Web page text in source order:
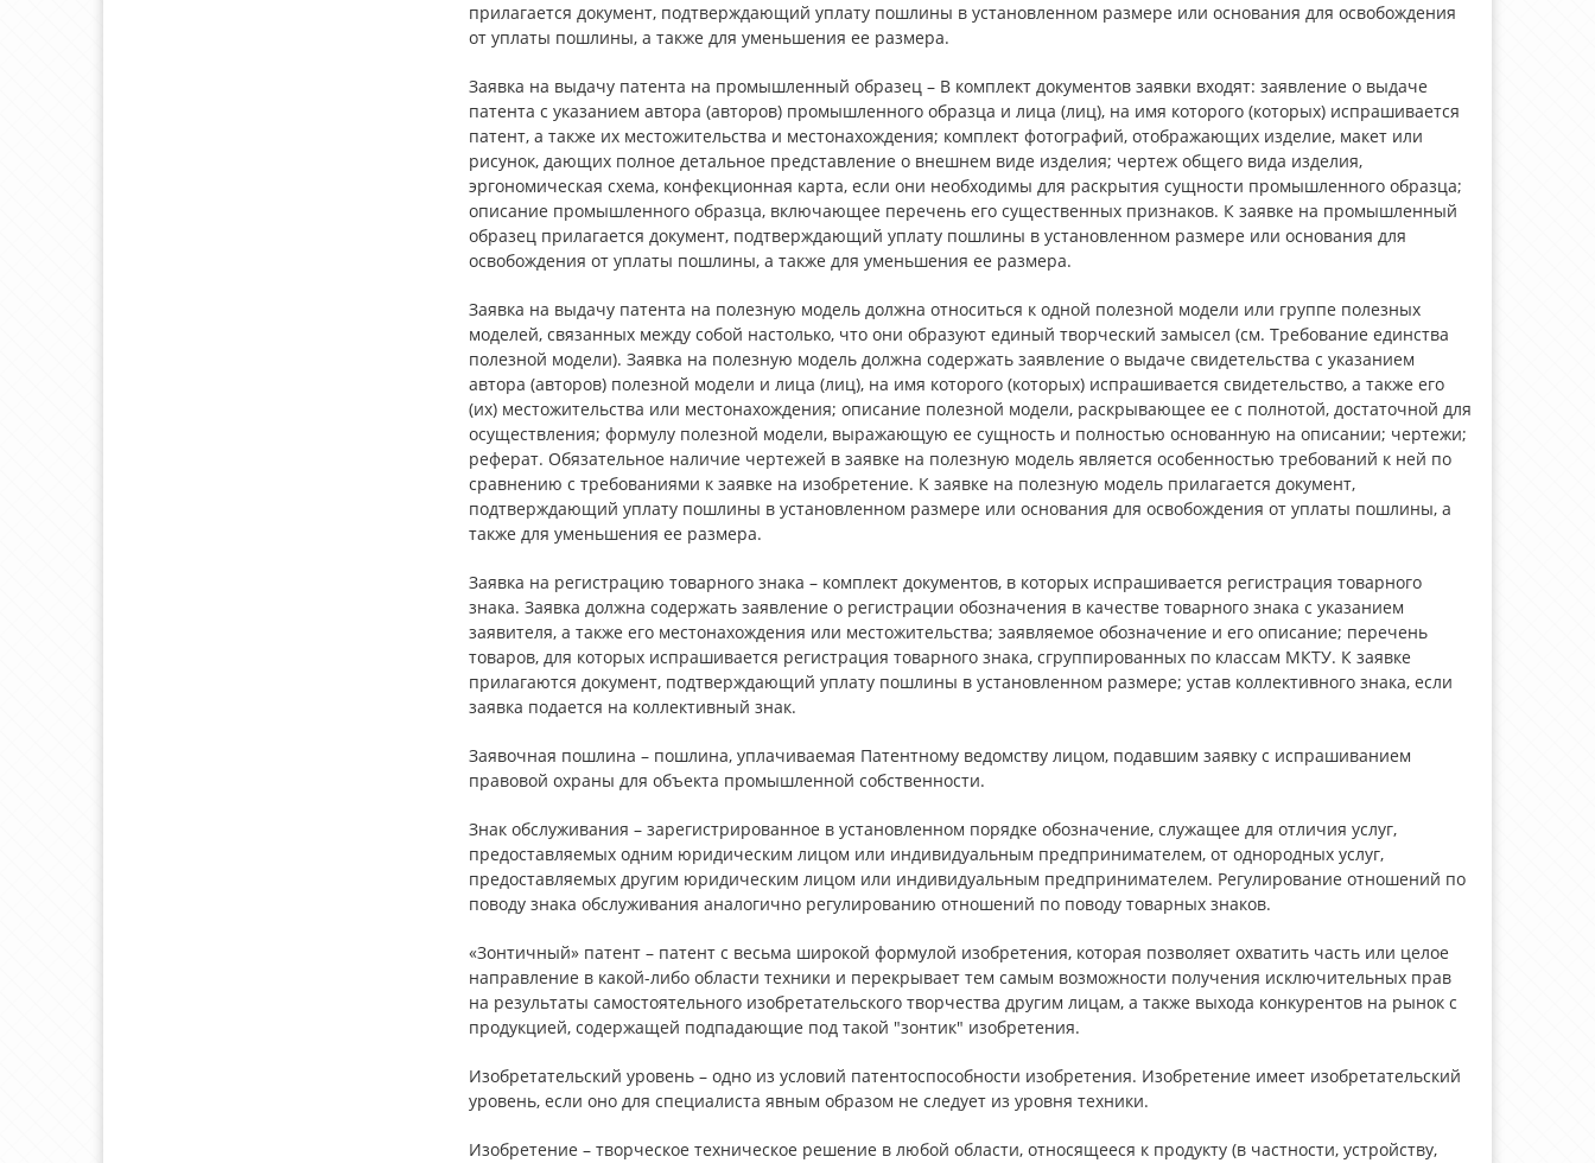
прилагается документ, подтверждающий уплату пошлины в установленном размере или основания для освобождения
от уплаты пошлины, а также для уменьшения ее размера.
Заявка на выдачу патента на промышленный образец – В комплект документов заявки входят: заявление о выдаче
патента с указанием автора (авторов) промышленного образца и лица (лиц), на имя которого (которых) испрашивается
патент, а также их местожительства и местонахождения; комплект фотографий, отображающих изделие, макет или
рисунок, дающих полное детальное представление о внешнем виде изделия; чертеж общего вида изделия,
эргономическая схема, конфекционная карта, если они необходимы для раскрытия сущности промышленного образца;
описание промышленного образца, включающее перечень его существенных признаков. К заявке на промышленный
образец прилагается документ, подтверждающий уплату пошлины в установленном размере или основания для
освобождения от уплаты пошлины, а также для уменьшения ее размера.
Заявка на выдачу патента на полезную модель должна относиться к одной полезной модели или группе полезных
моделей, связанных между собой настолько, что они образуют единый творческий замысел (см. Требование единства
полезной модели). Заявка на полезную модель должна содержать заявление о выдаче свидетельства с указанием
автора (авторов) полезной модели и лица (лиц), на имя которого (которых) испрашивается свидетельство, а также его
(их) местожительства или местонахождения; описание полезной модели, раскрывающее ее с полнотой, достаточной для
осуществления; формулу полезной модели, выражающую ее сущность и полностью основанную на описании; чертежи;
реферат. Обязательное наличие чертежей в заявке на полезную модель является особенностью требований к ней по
сравнению с требованиями к заявке на изобретение. К заявке на полезную модель прилагается документ,
подтверждающий уплату пошлины в установленном размере или основания для освобождения от уплаты пошлины, а
также для уменьшения ее размера.
Заявка на регистрацию товарного знака – комплект документов, в которых испрашивается регистрация товарного
знака. Заявка должна содержать заявление о регистрации обозначения в качестве товарного знака с указанием
заявителя, а также его местонахождения или местожительства; заявляемое обозначение и его описание; перечень
товаров, для которых испрашивается регистрация товарного знака, сгруппированных по классам МКТУ. К заявке
прилагаются документ, подтверждающий уплату пошлины в установленном размере; устав коллективного знака, если
заявка подается на коллективный знак.
Заявочная пошлина – пошлина, уплачиваемая Патентному ведомству лицом, подавшим заявку с испрашиванием
правовой охраны для объекта промышленной собственности.
Знак обслуживания – зарегистрированное в установленном порядке обозначение, служащее для отличия услуг,
предоставляемых одним юридическим лицом или индивидуальным предпринимателем, от однородных услуг,
предоставляемых другим юридическим лицом или индивидуальным предпринимателем. Регулирование отношений по
поводу знака обслуживания аналогично регулированию отношений по поводу товарных знаков.
«Зонтичный» патент – патент с весьма широкой формулой изобретения, которая позволяет охватить часть или целое
направление в какой-либо области техники и перекрывает тем самым возможности получения исключительных прав
на результаты самостоятельного изобретательского творчества другим лицам, а также выхода конкурентов на рынок с
продукцией, содержащей подпадающие под такой "зонтик" изобретения.
Изобретательский уровень – одно из условий патентоспособности изобретения. Изобретение имеет изобретательский
уровень, если оно для специалиста явным образом не следует из уровня техники.
Изобретение – творческое техническое решение в любой области, относящееся к продукту (в частности, устройству,